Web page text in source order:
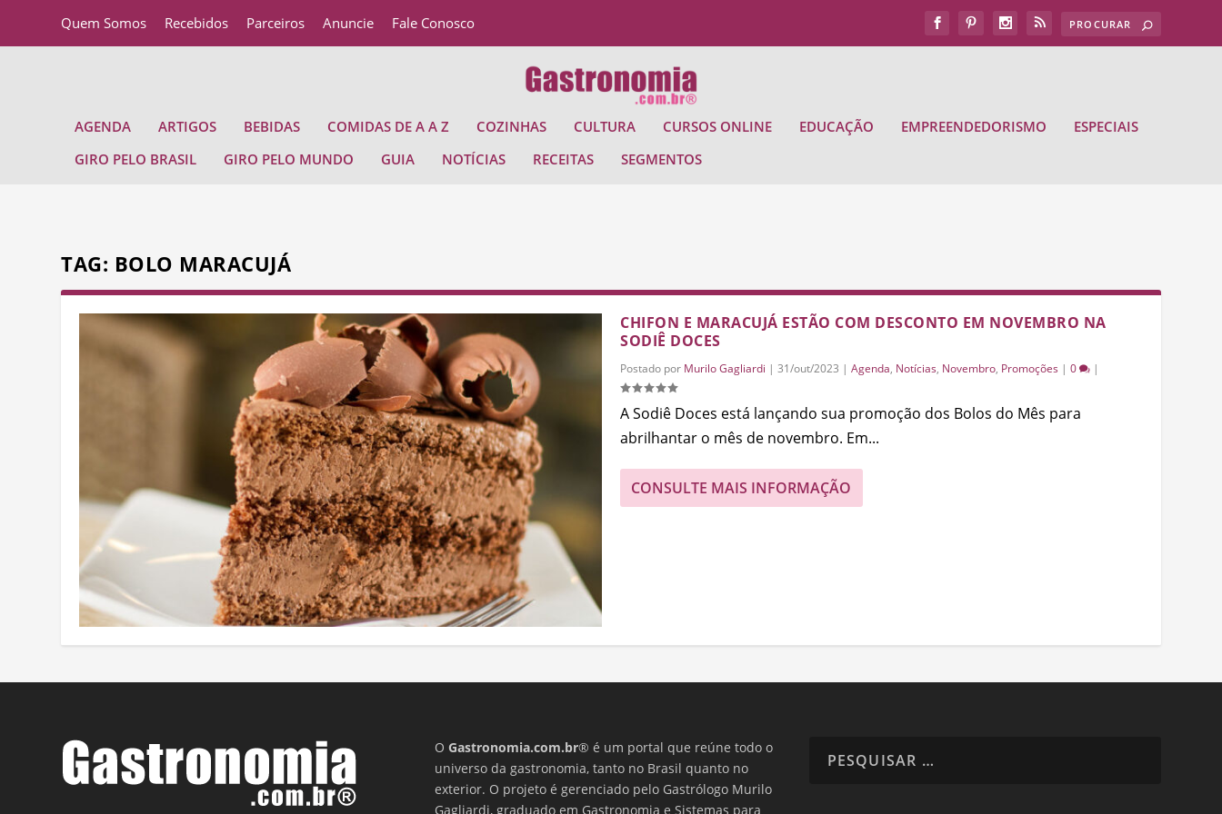
Quem Somos Recebidos Parceiros Anuncie Fale Conosco
AGENDA ARTIGOS BEBIDAS COMIDAS DE A A Z COZINHAS CULTURA CURSOS ONLINE EDUCAÇÃO EMPREENDEDORISMO
ESPECIAIS
GIRO PELO BRASIL
GIRO PELO MUNDO GUIA NOTÍCIAS RECEITAS SEGMENTOS
TAG: BOLO MARACUJÁ
CHIFON E MARACUJÁ ESTÃO COM DESCONTO EM NOVEMBRO NA
SODIÊ DOCES
Postado por Murilo Gagliardi | 31/out/2023 | Agenda, Notícias, Novembro, Promoções | 0 |
A Sodiê Doces está lançando sua promoção dos Bolos do Mês para
abrilhantar o mês de novembro. Em...
CONSULTE MAIS INFORMAÇÃO
OGastronomia.com.br® é um portal que reúne todo o
universo da gastronomia, tanto no Brasil quanto no
exterior. O projeto é gerenciado pelo Gastrólogo Murilo
Gagliardi, graduado em Gastronomia e Sistemas para